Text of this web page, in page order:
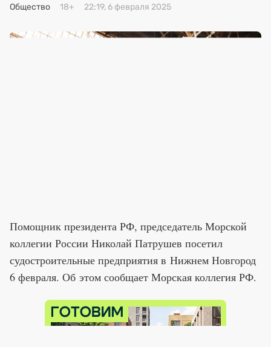
Общество 18+ 22:19, 6 февраля 2025
Помощник президента РФ, председатель Морской
коллегии России Николай Патрушев посетил
судостроительные предприятия в Нижнем Новгород
6 февраля. Об этом сообщает Морская коллегия РФ.